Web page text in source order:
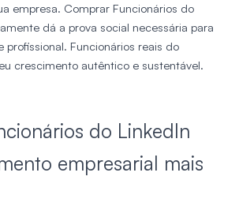
empresa. Comprar Funcionários do
dá a prova social necessária para
profissional. Funcionários reais do
crescimento autêntico e sustentável.
do LinkedIn
empresarial mais